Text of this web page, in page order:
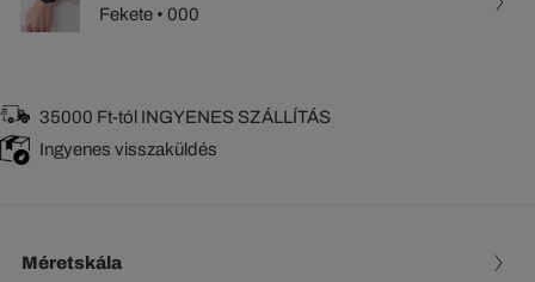
Fekete • 000
35000 Ft-tól INGYENES SZÁLLÍTÁS
Ingyenes visszaküldés
Méretskála